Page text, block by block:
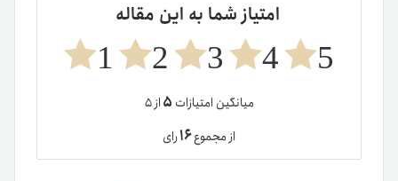
امتیاز شما به این مقاله
5
4
3
2
1
میانگین امتیازات ۵از ۵
از مجموع۱۶رای